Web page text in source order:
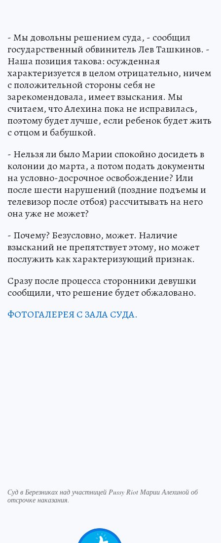
- Мы довольны решением суда, - сообщил
государственный обвинитель Лев Ташкинов. -
Наша позиция такова: осужденная
характеризуется в целом отрицательно, ничем
с положительной стороны себя не
зарекомендовала, имеет взыскания. Мы
считаем, что Алехина пока не исправилась,
поэтому будет лучше, если ребенок будет жить
с отцом и бабушкой.
- Нельзя ли было Марии спокойно досидеть в
колонии до марта, а потом подать документы
на условно-досрочное освобождение? Или
после шести нарушений (поздние подъемы и
телевизор после отбоя) рассчитывать на него
она уже не может?
- Почему? Безусловно, может. Наличие
взысканий не препятствует этому, но может
послужить как характеризующий признак.
Сразу после процесса сторонники девушки
сообщили, что решение будет обжаловано.
ФОТОГАЛЕРЕЯ С ЗАЛА СУДА.
Суд в Березниках над участницей Pussy Riot Марии Алехиной об
отсрочке наказания.